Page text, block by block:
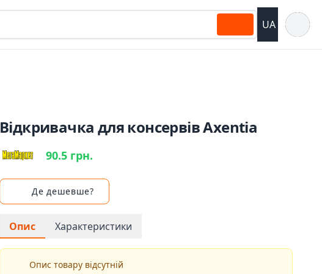
UA
Відкривачка для консервів Axentia
90.5 грн.
Де дешевше?
Опис Характеристики
Опис товару відсутній